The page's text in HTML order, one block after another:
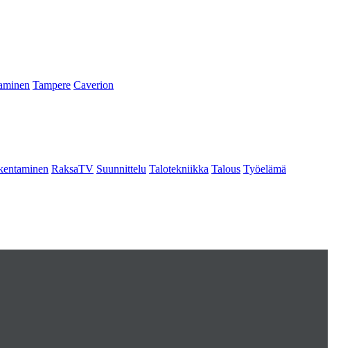
Tampere Caverion
RaksaTV Suunnittelu Talotekniikka Talous Työelämä